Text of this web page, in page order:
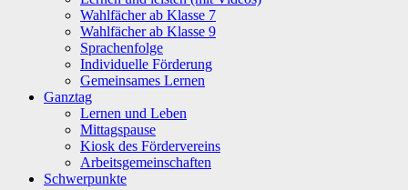
Wahlfächer ab Klasse 7
Wahlfächer ab Klasse 9
Sprachenfolge
Individuelle Förderung
Gemeinsames Lernen
Ganztag
Lernen und Leben
Mittagspause
Kiosk des Fördervereins
Arbeitsgemeinschaften
Schwerpunkte